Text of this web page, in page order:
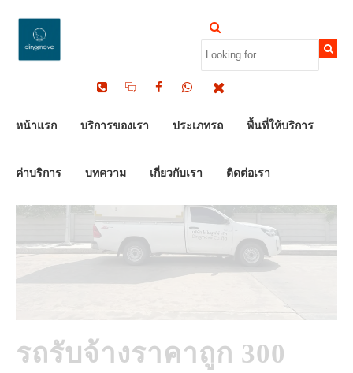
หน้าแรก บริการของเรา ประเภทรถ พื้นที่ให้บริการ
ค่าบริการ บทความ เกี่ยวกับเรา ติดต่อเรา
รถรับจ้างราคาถูก 300